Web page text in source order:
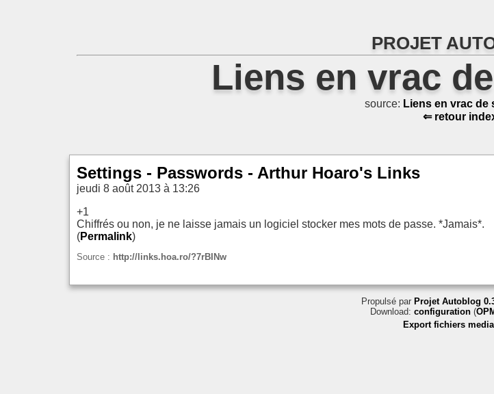
PROJET
Liens en vrac
source: Liens en vrac de
⇐ retour
Settings - Passwords - Arthur Hoaro's Links
jeudi 8 août 2013 à 13:26
+1
Chiffrés ou non, je ne laisse jamais un logiciel stocker mes mots de passe. *Jamais*.
(Permalink)
Source : http://links.hoa.ro/?7rBINw
Propulsé par Projet Autoblog
Download: configuration(
Export fichiers media